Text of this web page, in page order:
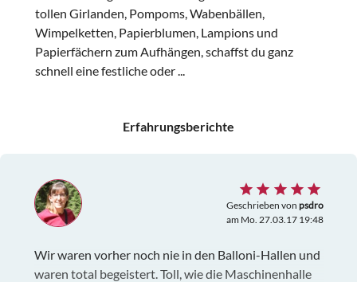
tollen Girlanden, Pompoms, Wabenbällen,
Wimpelketten, Papierblumen, Lampions und
Papierfächern zum Aufhängen, schaffst du ganz
schnell eine festliche oder ...
Erfahrungsberichte
Geschrieben von psdro
am Mo. 27.03.17 19:48
Wir waren vorher noch nie in den Balloni-Hallen und
waren total begeistert. Toll, wie die Maschinenhalle